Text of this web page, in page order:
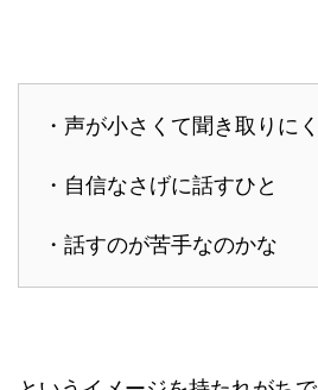
・声が小さくて聞き取りに
・自信なさげに話すひと
・話すのが苦手なのかな